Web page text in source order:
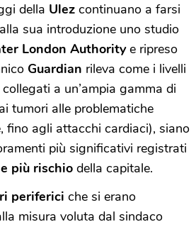
della Ulez continuano a farsi
sua introduzione uno studio
London Authoritye ripreso
Guardian rileva come i livelli
a un’ampia gamma di
tumori alle problematiche
fino agli attacchi cardiaci), siano
più significativi registrati
più rischio della capitale.
periferici che si erano
misura voluta dal sindaco